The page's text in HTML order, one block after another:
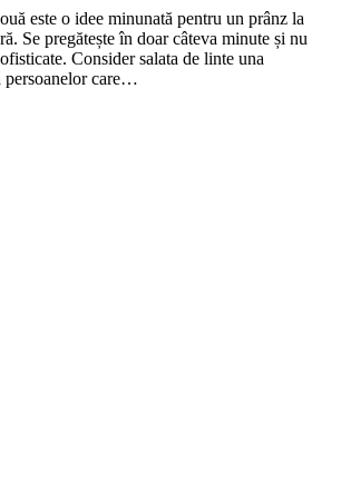
este o idee minunată pentru un prânz la
Se pregătește în doar câteva minute și nu
Consider salata de linte una
persoanelor care…